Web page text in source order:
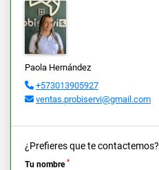
Paola Hernández
+573013905927
ventas.probiservi@gmail.com
¿Prefieres que te contactemos?
Tu nombre *